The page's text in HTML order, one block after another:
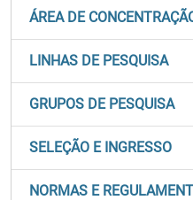
ÁREA DE
LINHAS DE PESQUISA
GRUPOS DE PESQUISA
SELEÇÃO E INGRESSO
NORMAS E